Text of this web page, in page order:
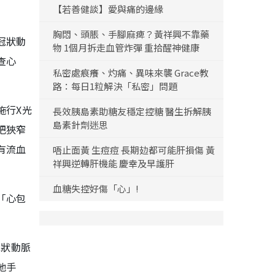
狀動
心
行X光
狹窄
流血
心包
動脈
手
【若善健談】愛與痛的邊緣
胸悶、頭脹、手腳麻痺？黃祥興不靠藥
物 1個月拆走血管炸彈 重拾醒神健康
私密處痕癢、灼痛、異味來襲 Grace教
路：每日1粒解決「私密」問題
長效胰島素助糖友穩定控糖 醫生拆解胰
島素針劑迷思
唔止面黃 生痘痘 長期攰都可能肝損傷 黃
祥興逆轉肝機能 慶幸及早護肝
血糖失控好傷「心」!